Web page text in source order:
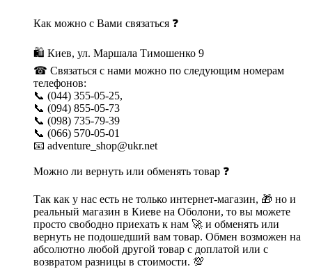
Как можно с Вами связаться ❓
🛍 Киев, ул. Маршала Тимошенко 9
☎ Связаться с нами можно по следующим номерам
телефонов:
📞 (044) 355-05-25,
📞 (094) 855-05-73
📞 (098) 735-79-39
📞 (066) 570-05-01
📧 adventure_shop@ukr.net
Можно ли вернуть или обменять товар ❓
Так как у нас есть не только интернет-магазин, 🎁 но и
реальный магазин в Киеве на Оболони, то вы можете
просто свободно приехать к нам 🚀 и обменять или
вернуть не подошедший вам товар. Обмен возможен на
абсолютно любой другой товар с доплатой или с
возвратом разницы в стоимости. 💯